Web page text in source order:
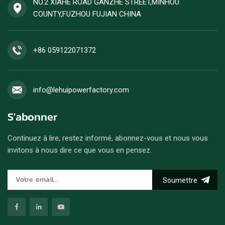
Facile à déployer et conçu
pour un fonctionnement
continu dans des conditions
biens et vos vies grâce à un
drainage rapide et efficace
des crues.
COUNTY,FUZHOU FUJIAN CHINA
+86 059122071372
info@lehuipowerfactory.com
S'abonner
Continuez à lire, restez informé, abonnez-vous et nous vous
invitons à nous dire ce que vous en pensez.
Soumettre